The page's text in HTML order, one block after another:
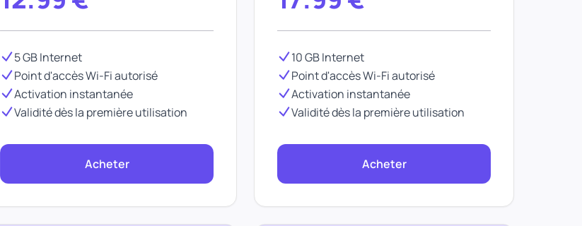
5 GB Internet
Point d'accès Wi-Fi autorisé
Activation instantanée
Validité dès la première utilisation
Acheter
10 GB Internet
Point d'accès Wi-Fi autorisé
Activation instantanée
Validité dès la première utilisation
Acheter